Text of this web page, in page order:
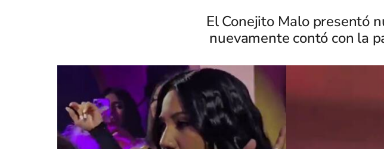
El Conejito Malo presentó
nuevamente contó con la